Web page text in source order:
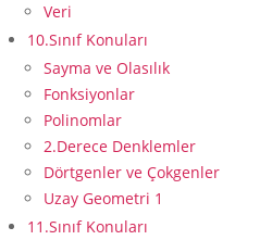
Veri
10.Sınıf Konuları
Sayma ve Olasılık
Fonksiyonlar
Polinomlar
2.Derece Denklemler
Dörtgenler ve Çokgenler
Uzay Geometri 1
11.Sınıf Konuları